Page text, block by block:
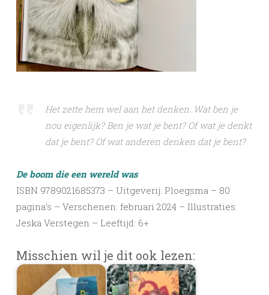
Het zette hem wel aan het denken. Wat ben je
nou eigenlijk? Ben je wat je bent? Of wat je denkt
dat je bent? Of wat anderen denken dat je bent?
De boom die een wereld was
ISBN 9789021685373 – Uitgeverij: Ploegsma – 80
pagina’s – Verschenen: februari 2024 – Illustraties:
Jeska Verstegen – Leeftijd: 6+
Misschien wil je dit ook lezen: